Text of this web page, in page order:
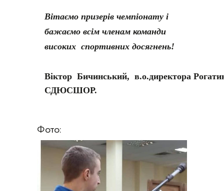
Вітаємо призерів чемпіонату і
бажаємо всім членам команди
високих спортивних досягнень!
Віктор Бичинський, в.о.директора
СДЮСШОР.
Фото: